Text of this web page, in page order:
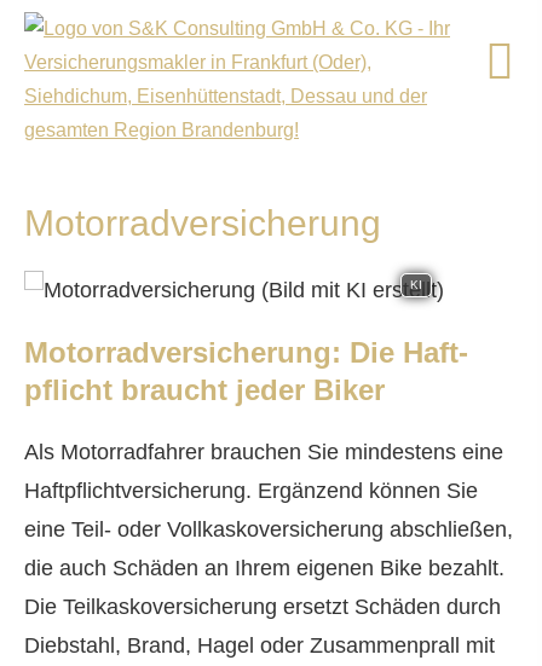
Motor­rad­ver­sicherung
KI
Motor­rad­ver­sicherung: Die Haft­
pflicht braucht jeder Biker
Als Motorradfahrer brauchen Sie mindestens eine
Haft­pflichtversicherung. Ergänzend können Sie
eine Teil- oder Vollkaskoversicherung abschließen,
die auch Schäden an Ihrem eigenen Bike bezahlt.
Die Teilkaskoversicherung ersetzt Schäden durch
Diebstahl, Brand, Hagel oder Zusammenprall mit